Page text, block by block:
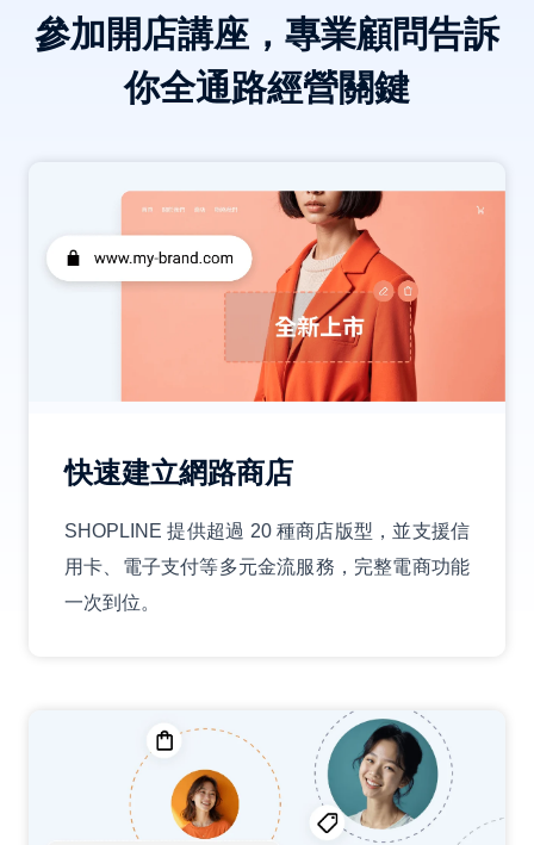
參加開店講座，專業顧問告訴
你全通路經營關鍵
快速建立網路商店
SHOPLINE 提供超過 20 種商店版型，並支援信
用卡、電子支付等多元金流服務，完整電商功能
一次到位。